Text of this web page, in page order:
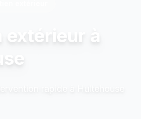
extérieur à